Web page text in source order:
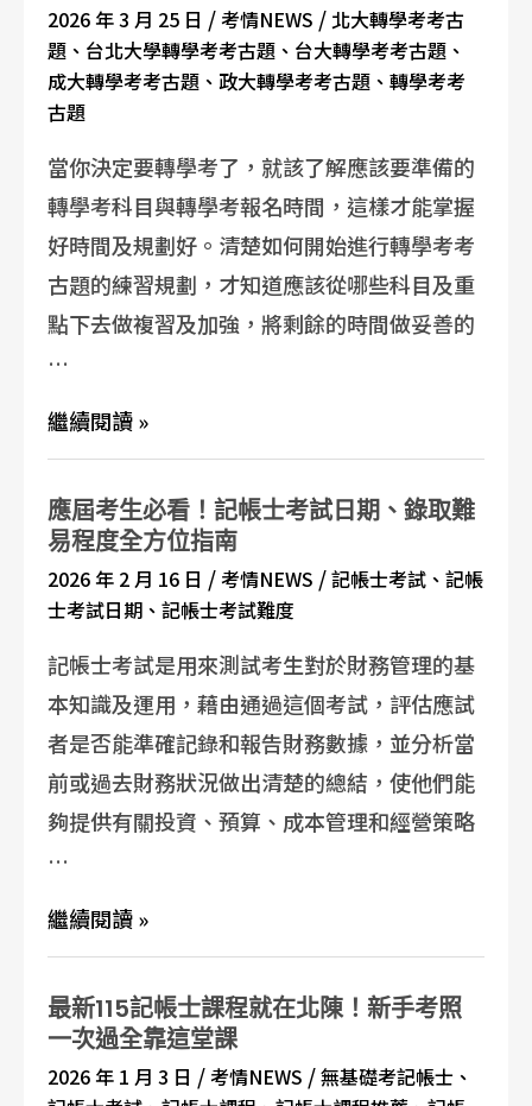
2026 年 3 月 25 日 / 考情NEWS / 北大轉學考考古
題 、 台北大學轉學考考古題 、 台大轉學考考古題 、
成大轉學考考古題 、政大轉學考考古題 、轉學考考
古題
當你決定要轉學考了，就該了解應該要準備的
轉學考科目與轉學考報名時間，這樣才能掌握
好時間及規劃好。清楚如何開始進行轉學考考
古題的練習規劃，才知道應該從哪些科目及重
點下去做複習及加強，將剩餘的時間做妥善的
…
繼續閱讀 »
應屆考生必看！記帳士考試日期、錄取難
易程度全方位指南
2026 年 2 月 16 日 / 考情NEWS /記帳士考試 、記帳
士考試日期 、記帳士考試難度
記帳士考試是用來測試考生對於財務管理的基
本知識及運用，藉由通過這個考試，評估應試
者是否能準確記錄和報告財務數據，並分析當
前或過去財務狀況做出清楚的總結，使他們能
夠提供有關投資、預算、成本管理和經營策略
…
繼續閱讀 »
最新115記帳士課程就在北陳！新手考照
一次過全靠這堂課
2026 年 1 月 3 日 / 考情NEWS /無基礎考記帳士 、